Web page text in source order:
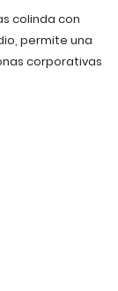
colinda con
permite una
corporativas